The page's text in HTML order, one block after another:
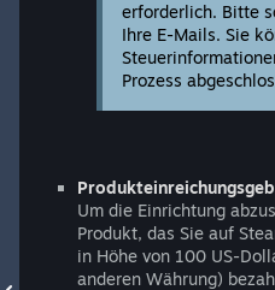
erforderlich. Bitte
Ihre E-Mails. Sie
Prozess
Um die Einrichtung
Produkt, das Sie auf
in Höhe von 100 US-
anderen Währung)